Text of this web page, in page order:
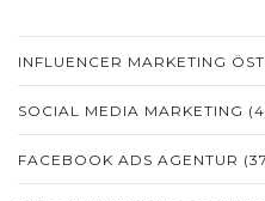
INFLUENCER MARKETING
SOCIAL MEDIA MARKETING
FACEBOOK ADS AGENTUR